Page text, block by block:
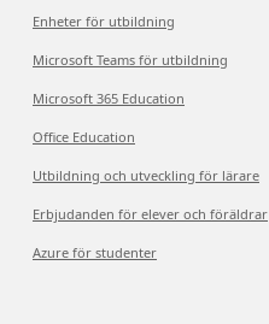
Enheter för utbildning
Microsoft Teams för utbildning
Microsoft 365 Education
Office Education
Utbildning och utveckling för lärare
Erbjudanden för elever och föräldrar
Azure för studenter